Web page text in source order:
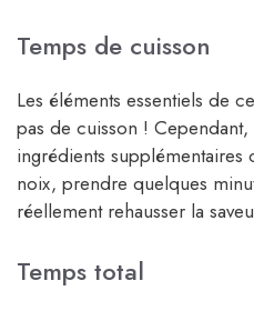
Temps de cuisson
Les éléments essentiels de
pas de cuisson !
ingrédients
noix, prendre quelques
réellement rehausser la
Temps total